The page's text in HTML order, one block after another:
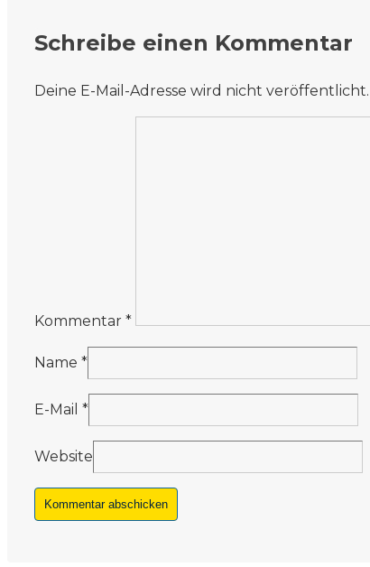
Schreibe einen Kommentar
Deine E-Mail-Adresse wird nicht veröffentlicht.
Kommentar *
Name *
E-Mail *
Website